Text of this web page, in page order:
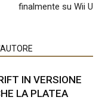
finalmente su Wii U
IN VERSIONE
LA PLATEA